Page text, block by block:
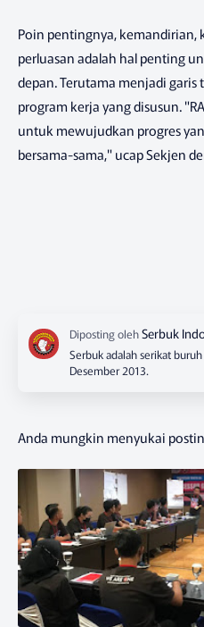
Poin pentingnya, kemandirian,
perluasan adalah hal penting
depan. Terutama menjadi garis
program kerja yang disusun.
untuk mewujudkan progres
bersama-sama," ucap Sekjen
Serbuk adalah serikat
Desember 2013.
Anda mungkin menyukai